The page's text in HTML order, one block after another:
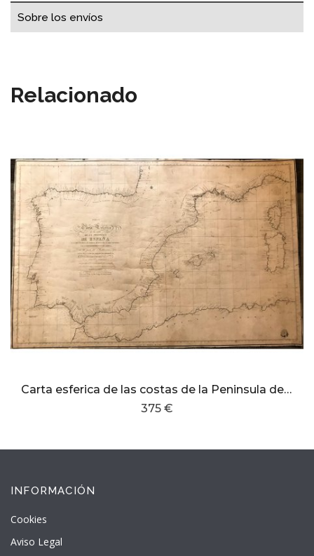
Sobre los envíos
Relacionado
Carta esferica de las costas de la Peninsula de España, las de Francia e Italia hasta cabo Venere y correspondiente de Africa
375 €
INFORMACIÓN
Cookies
Aviso Legal